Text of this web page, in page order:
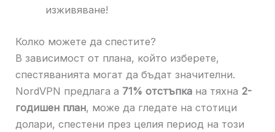
изживяване!
Колко можете да спестите?
В зависимост от плана, който изберете,
спестяванията могат да бъдат значителни.
NordVPN предлага a 71% отстъпка на тяхна 2-
годишен план, може да гледате на стотици
долари, спестени през целия период на този